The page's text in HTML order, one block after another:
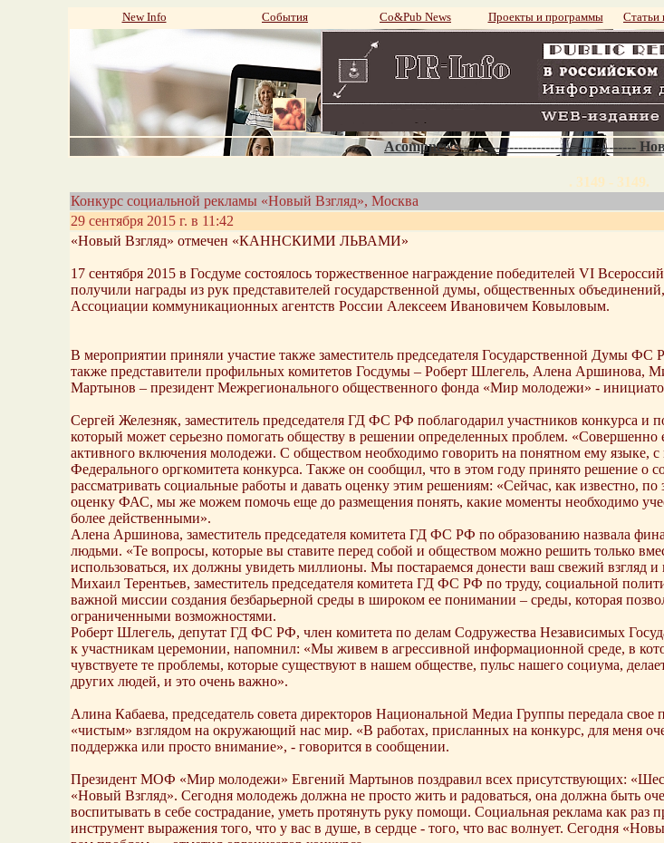
New Info События Со&Pub News Проекты и программы Статьи
Acompnews---------------------------------------
. 3149 - 3149.
Конкурс социальной рекламы «Новый Взгляд», Москва
29 сентября 2015 г. в 11:42
«Новый Взгляд» отмечен «КАННСКИМИ ЛЬВАМИ»
17 сентября 2015 в Госдуме состоялось торжественное награждение победителей VI
получили награды из рук представителей государственной думы, общественных
Ассоциации коммуникационных агентств России Алексеем Ивановичем Ковыловым.
В мероприятии приняли участие также заместитель председателя Государственной Думы ФС
также представители профильных комитетов Госдумы – Роберт Шлегель, Алена Аршинова,
Мартынов – президент Межрегионального общественного фонда «Мир молодежи» -
Сергей Железняк, заместитель председателя ГД ФС РФ поблагодарил участников конкурса
который может серьезно помогать обществу в решении определенных проблем. «Совершенно
активного включения молодежи. С обществом необходимо говорить на понятном ему языке,
Федерального оргкомитета конкурса. Также он сообщил, что в этом году принято решение о
рассматривать социальные работы и давать оценку этим решениям: «Сейчас, как известно,
оценку ФАС, мы же можем помочь еще до размещения понять, какие моменты необходимо
более действенными».
Алена Аршинова, заместитель председателя комитета ГД ФС РФ по образованию назвала
людьми. «Те вопросы, которые вы ставите перед собой и обществом можно решить только
использоваться, их должны увидеть миллионы. Мы постараемся донести ваш свежий взгляд и
Михаил Терентьев, заместитель председателя комитета ГД ФС РФ по труду, социальной
важной миссии создания безбарьерной среды в широком ее понимании – среды, которая
ограниченными возможностями.
Роберт Шлегель, депутат ГД ФС РФ, член комитета по делам Содружества Независимых
к участникам церемонии, напомнил: «Мы живем в агрессивной информационной среде, в
чувствуете те проблемы, которые существуют в нашем обществе, пульс нашего социума,
других людей, и это очень важно».
Алина Кабаева, председатель совета директоров Национальной Медиа Группы передала свое
«чистым» взглядом на окружающий нас мир. «В работах, присланных на конкурс, для меня
поддержка или просто внимание», - говорится в сообщении.
Президент МОФ «Мир молодежи» Евгений Мартынов поздравил всех присутствующих:
«Новый Взгляд». Сегодня молодежь должна не просто жить и радоваться, она должна быть
воспитывать в себе сострадание, уметь протянуть руку помощи. Социальная реклама как
инструмент выражения того, что у вас в душе, в сердце - того, что вас волнует. Сегодня